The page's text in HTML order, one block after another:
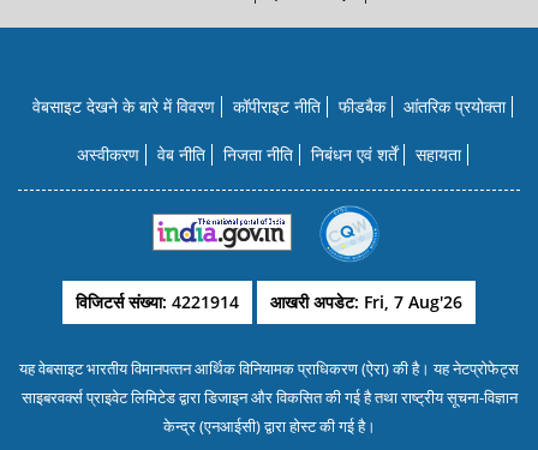
वेबसाइट देखने के बारे में विवरण कॉपीराइट नीति फीडबैक आंतरिक प्रयोक्‍ता
अस्वीकरण वेब नीति निजता नीति निबंधन एवं शर्तें सहायता
विजिटर्स संख्या: 4221914 आखरी अपडेट: Fri, 7 Aug'26
यह वेबसाइट भारतीय विमानपत्‍तन आर्थिक विनियामक प्राधिकरण (ऐरा) की है। यह नेटप्रोफेट्स
साइबरवर्क्‍स प्राइवेट लिमिटेड द्वारा डिजाइन और विकसित की गई है तथा राष्‍ट्रीय सूचना-विज्ञान
केन्‍द्र (एनआईसी) द्वारा होस्‍ट की गई है।